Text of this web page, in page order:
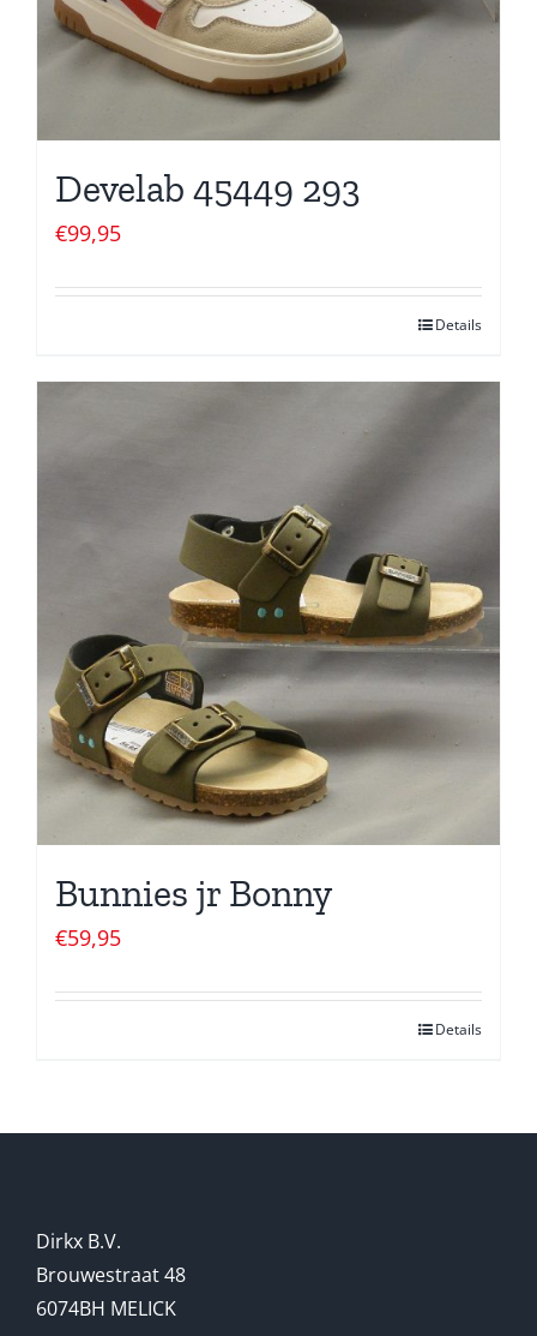
Develab 45449 293
€99,95
Details
Bunnies jr Bonny
€59,95
Details
Dirkx B.V.
Brouwestraat 48
6074BH MELICK